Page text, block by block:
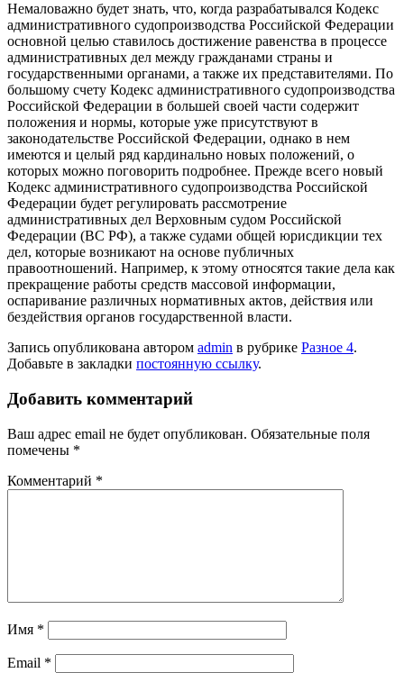
Немаловажно будет знать, что, когда разрабатывался Кодекс
административного судопроизводства Российской Федерации
основной целью ставилось достижение равенства в процессе
административных дел между гражданами страны и
государственными органами, а также их представителями. По
большому счету Кодекс административного судопроизводства
Российской Федерации в большей своей части содержит
положения и нормы, которые уже присутствуют в
законодательстве Российской Федерации, однако в нем
имеются и целый ряд кардинально новых положений, о
которых можно поговорить подробнее. Прежде всего новый
Кодекс административного судопроизводства Российской
Федерации будет регулировать рассмотрение
административных дел Верховным судом Российской
Федерации (ВС РФ), а также судами общей юрисдикции тех
дел, которые возникают на основе публичных
правоотношений. Например, к этому относятся такие дела как
прекращение работы средств массовой информации,
оспаривание различных нормативных актов, действия или
бездействия органов государственной власти.
Запись опубликована автором admin в рубрике Разное 4.
Добавьте в закладки постоянную ссылку.
Добавить комментарий
Ваш адрес email не будет опубликован. Обязательные поля
помечены *
Комментарий *
Имя *
Email *